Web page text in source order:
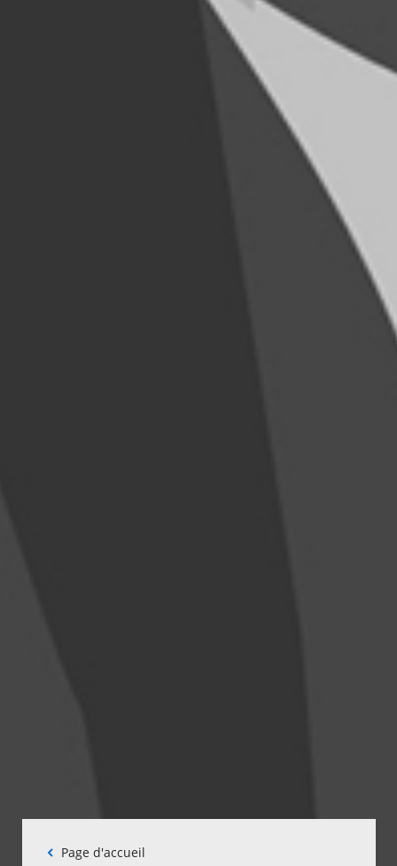
Fil
Page d'accueil